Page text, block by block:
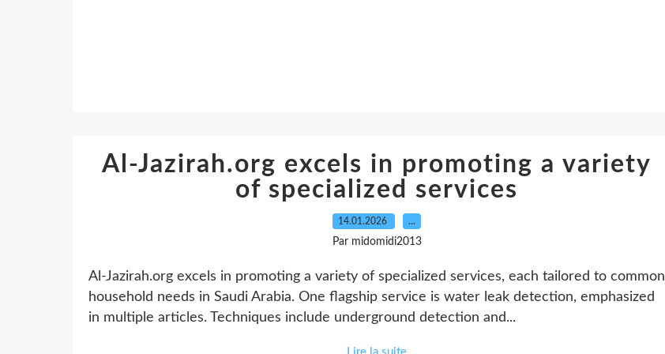
Al-Jazirah.org excels in promoting a variety
of specialized services
14.01.2026 …
Par midomidi2013
Al-Jazirah.org excels in promoting a variety of specialized services, each tailored to common
household needs in Saudi Arabia. One flagship service is water leak detection, emphasized
in multiple articles. Techniques include underground detection and...